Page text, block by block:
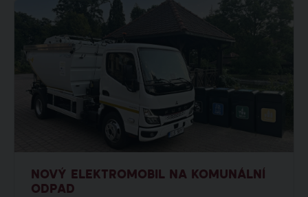
NOVÝ ELEKTROMOBIL NA KOMUNÁLNÍ
ODPAD